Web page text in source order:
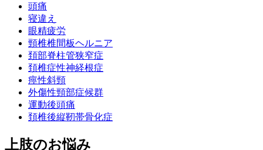
頭痛
寝違え
眼精疲労
頸椎椎間板ヘルニア
頚部脊柱管狭窄症
頚椎症性神経根症
痙性斜頸
外傷性頸部症候群
運動後頭痛
頚椎後縦靭帯骨化症
上肢のお悩み